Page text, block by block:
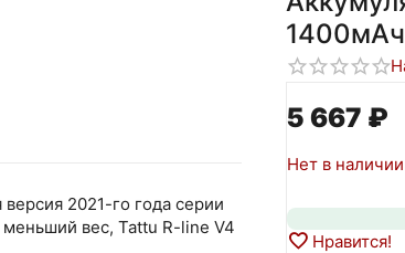
1400мАч
5 667 ₽
Нет в наличии
Нравится!
2021-го года серии
вес, Tattu R-line V4